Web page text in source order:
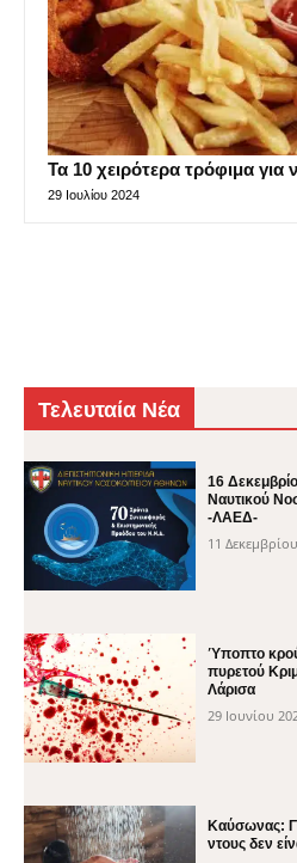
Τα 10 χειρότερα τρόφιμα για
29 Ιουλίου 2024
Τελευταία Νέα
16
Ναυτικού
-ΛΑΕΔ-
11
Ύποπτο
πυρετού
Λάρισα
29 Ιουνίου
Καύσωνας:
ντους δεν